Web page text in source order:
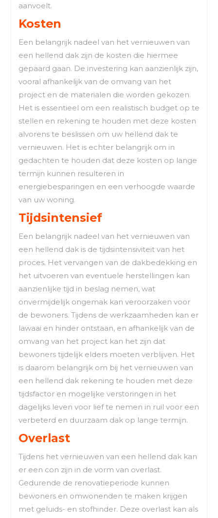
aanvoelt.
Kosten
Een belangrijk nadeel van het vernieuwen van
een hellend dak zijn de kosten die hiermee
gepaard gaan. De investering kan aanzienlijk zijn,
vooral afhankelijk van de omvang van het
project en de materialen die worden gekozen.
Het is essentieel om een realistisch budget op te
stellen en rekening te houden met deze kosten
alvorens te beslissen om uw hellend dak te
vernieuwen. Het is echter belangrijk om in
gedachten te houden dat deze kosten op lange
termijn kunnen resulteren in
energiebesparingen en een verhoogde waarde
van uw woning.
Tijdsintensief
Een belangrijk nadeel van het vernieuwen van
een hellend dak is de tijdsintensiviteit van het
proces. Het vervangen van de dakbedekking en
het uitvoeren van eventuele herstellingen kan
aanzienlijke tijd in beslag nemen, wat
onvermijdelijk ongemak kan veroorzaken voor
de bewoners. Tijdens de werkzaamheden kan er
lawaai en hinder ontstaan, en afhankelijk van de
omvang van het project kan het zijn dat
bewoners tijdelijk elders moeten verblijven. Het
is daarom belangrijk om bij het vernieuwen van
een hellend dak rekening te houden met deze
tijdsfactor en mogelijke verstoringen in het
dagelijks leven voor lief te nemen in ruil voor een
verbeterd en duurzaam dak op lange termijn.
Overlast
Tijdens het vernieuwen van een hellend dak kan
er een con zijn in de vorm van overlast.
Gedurende de renovatieperiode kunnen
bewoners en omwonenden te maken krijgen
met geluids- en stofhinder. Deze overlast kan als